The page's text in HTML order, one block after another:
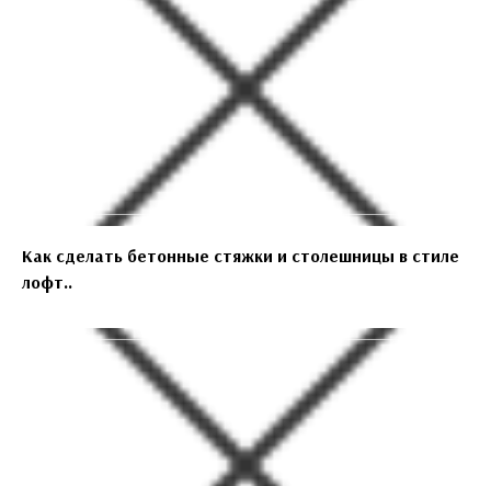
Как сделать бетонные стяжки и столешницы в стиле
лофт..